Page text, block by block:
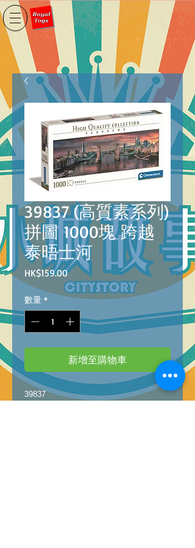
39837 (高質素系列)
拼圖 1000塊 跨越
泰晤士河
HK$159.00價
格
數量 *
新增至購物車
39837